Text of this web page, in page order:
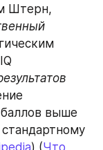
Штерн,
выше